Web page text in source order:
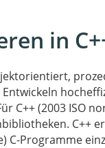
in
C++ (2003 ISO
C++
C-Programme